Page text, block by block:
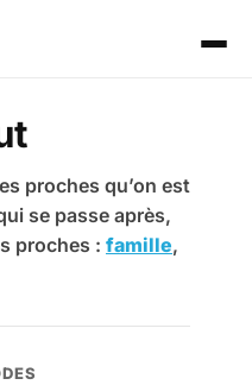
proches qu’on est
se passe après,
proches : famille,